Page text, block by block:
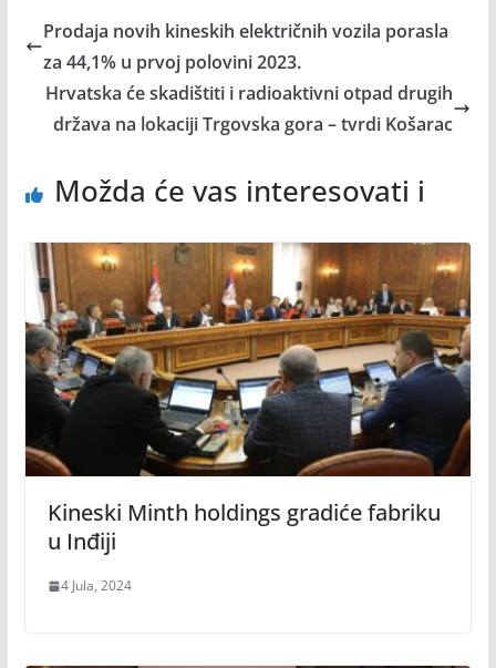
Prodaja novih kineskih električnih vozila porasla
za 44,1% u prvoj polovini 2023.
Hrvatska će skadištiti i radioaktivni otpad drugih
država na lokaciji Trgovska gora – tvrdi Košarac
Možda će vas interesovati i
Kineski Minth holdings gradiće fabriku
u Inđiji
4 Jula, 2024